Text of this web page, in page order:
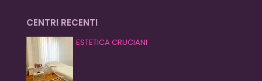
CENTRI RECENTI
ESTETICA CRUCIANI